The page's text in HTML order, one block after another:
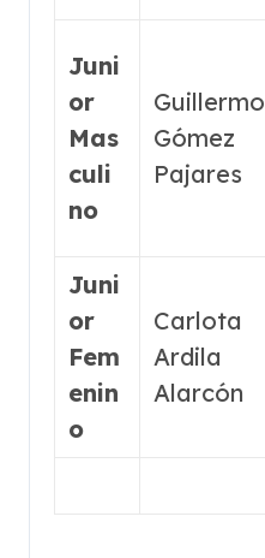
Juni
or
Mas
culi
no
Guillermo
Gómez
Pajares
Juni
or
Fem
enin
o
Carlota
Ardila
Alarcón